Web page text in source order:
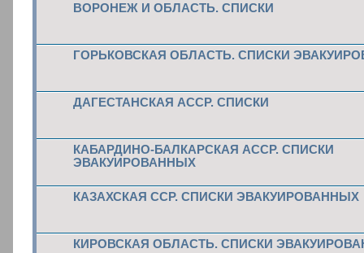
ВОРОНЕЖ И ОБЛАСТЬ. СПИСКИ
ГОРЬКОВСКАЯ ОБЛАСТЬ. СПИСКИ
ДАГЕСТАНСКАЯ АССР. СПИСКИ
КАБАРДИНО-БАЛКАРСКАЯ АССР. СПИСКИ
ЭВАКУИРОВАННЫХ
КАЗАХСКАЯ ССР. СПИСКИ ЭВАКУИРОВАННЫХ
КИРОВСКАЯ ОБЛАСТЬ. СПИСКИ